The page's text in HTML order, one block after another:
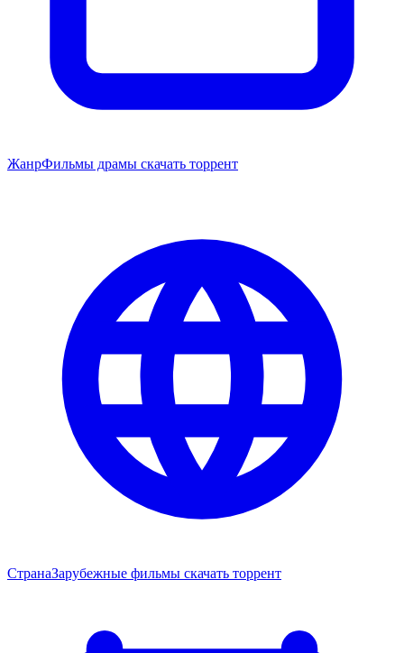
ЖанрФильмы драмы скачать торрент
СтранаЗарубежные фильмы скачать торрент